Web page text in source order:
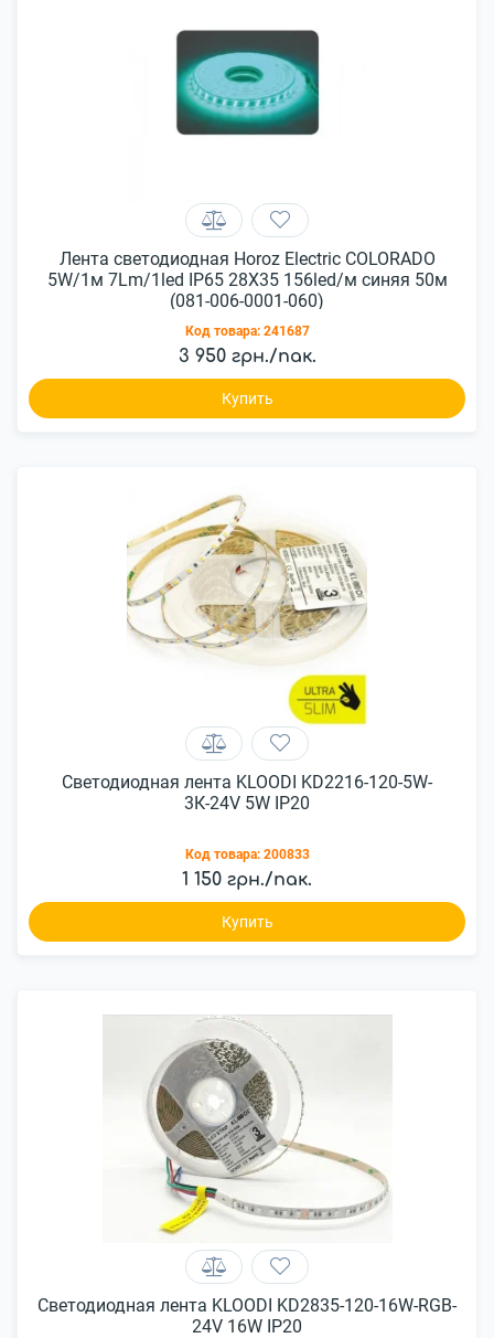
Лента светодиодная Horoz Electric COLORADO
5W/1м 7Lm/1led IP65 28X35 156led/м синяя 50м
(081-006-0001-060)
Код товара: 241687
3 950 грн./пак.
Купить
Светодиодная лента KLOODI KD2216-120-5W-
3К-24V 5W IP20
Код товара: 200833
1 150 грн./пак.
Купить
Светодиодная лента KLOODI KD2835-120-16W-RGB-
24V 16W IP20